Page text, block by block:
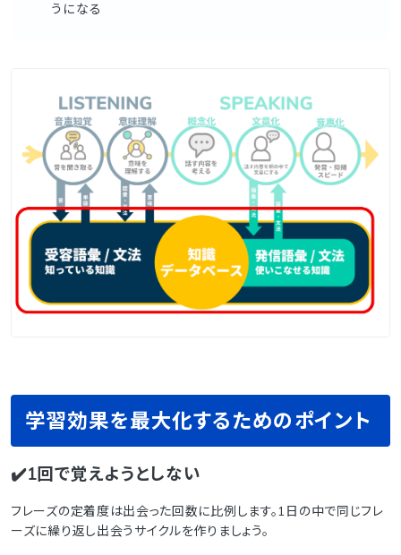
うになる
学習効果を最大化するためのポイント
✔️1回で覚えようとしない
フレーズの定着度は出会った回数に比例します。1日の中で同じフレ
ーズに繰り返し出会うサイクルを作りましょう。